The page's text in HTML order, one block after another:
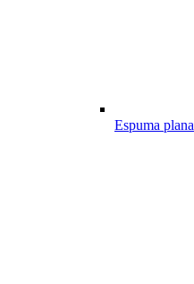
Espuma plana